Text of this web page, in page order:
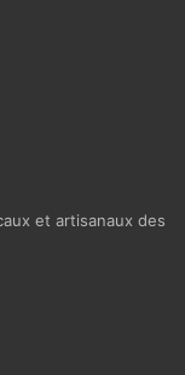
et artisanaux des